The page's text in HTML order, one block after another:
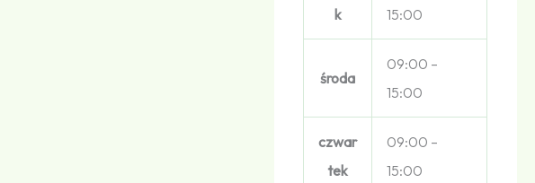
k
15:00
środa
09:00 –
15:00
czwar
tek
09:00 –
15:00